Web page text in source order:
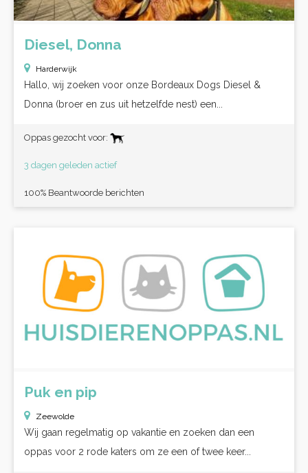
Diesel, Donna
Harderwijk
Hallo, wij zoeken voor onze Bordeaux Dogs Diesel &
Donna (broer en zus uit hetzelfde nest) een...
Oppas gezocht voor:
3 dagen geleden actief
100% Beantwoorde berichten
Puk en pip
Zeewolde
Wij gaan regelmatig op vakantie en zoeken dan een
oppas voor 2 rode katers om ze een of twee keer...